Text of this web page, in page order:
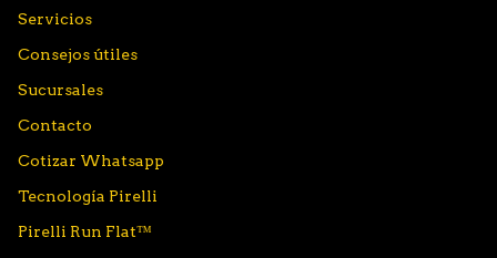
Servicios
Consejos útiles
Sucursales
Contacto
Cotizar Whatsapp
Tecnología Pirelli
Pirelli Run Flat™